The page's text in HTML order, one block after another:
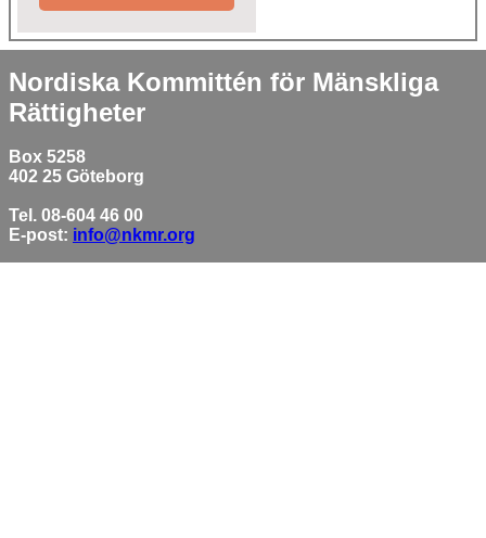
Nordiska Kommittén för Mänskliga
Rättigheter
Box 5258
402 25 Göteborg
Tel. 08-604 46 00
E-post: info@nkmr.org